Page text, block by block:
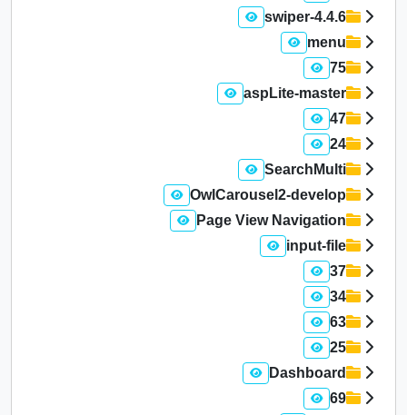
swiper-4.4.6
menu
75
aspLite-master
47
24
SearchMulti
OwlCarousel2-develop
Page View Navigation
input-file
37
34
63
25
Dashboard
69